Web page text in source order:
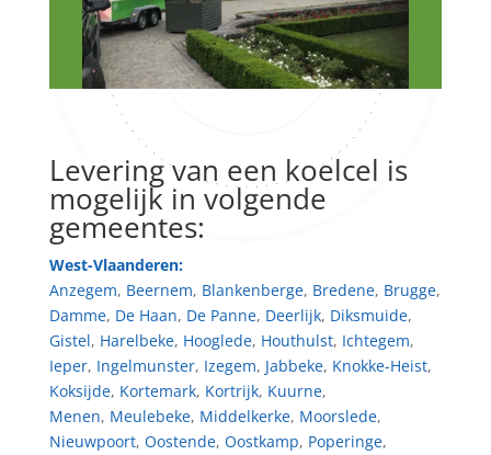
Levering van een koelcel is
mogelijk in volgende
gemeentes:
West-Vlaanderen:
Anzegem, Beernem, Blankenberge, Bredene, Brugge,
Damme, De Haan, De Panne, Deerlijk, Diksmuide,
Gistel, Harelbeke, Hooglede, Houthulst, Ichtegem,
Ieper, Ingelmunster, Izegem, Jabbeke, Knokke-Heist,
Koksijde, Kortemark, Kortrijk, Kuurne,
Menen, Meulebeke, Middelkerke, Moorslede,
Nieuwpoort, Oostende, Oostkamp, Poperinge,